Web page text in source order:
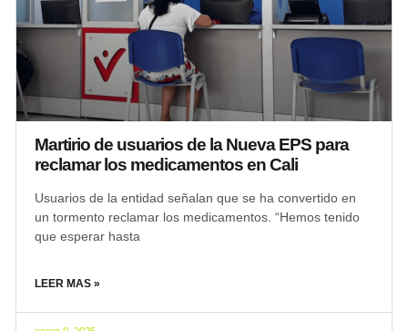
Martirio de usuarios de la Nueva EPS para
reclamar los medicamentos en Cali
Usuarios de la entidad señalan que se ha convertido en
un tormento reclamar los medicamentos. “Hemos tenido
que esperar hasta
LEER MAS »